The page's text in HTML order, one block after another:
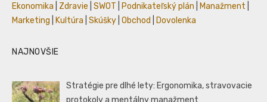
Ekonomika
Zdravie SWOT Podnikateľský plán Manažment
Marketing
Kultúra Skúšky Obchod Dovolenka
NAJNOVŠIE
Stratégie pre dlhé lety: Ergonomika, stravovacie
protokoly a mentálny manažment